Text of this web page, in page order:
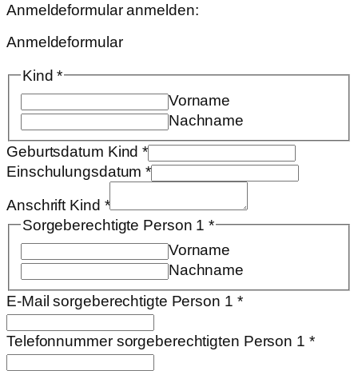
Anmeldeformular anmelden:
Anmeldeformular
Kind*
Vorname
Nachname
Geburtsdatum Kind*
Einschulungsdatum*
Anschrift Kind *
Sorgeberechtigte Person 1*
Vorname
Nachname
E-Mail sorgeberechtigte Person 1 *
Telefonnummer sorgeberechtigten Person 1 *